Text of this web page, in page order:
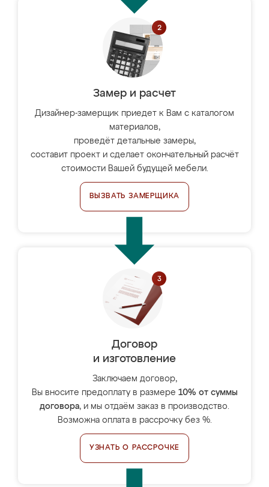
Замер и расчет
Дизайнер-замерщик приедет к Вам с каталогом
материалов,
проведёт детальные замеры,
составит проект и сделает окончательный расчёт
стоимости Вашей будущей мебели.
ВЫЗВАТЬ ЗАМЕРЩИКА
Договор
и изготовление
Заключаем договор,
Вы вносите предоплату в размере 10% от суммы
договора, и мы отдаём заказ в производство.
Возможна оплата в рассрочку без %.
УЗНАТЬ О РАССРОЧКЕ